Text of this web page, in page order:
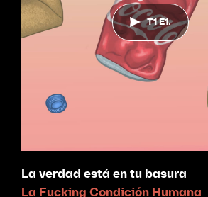
T1 E1.
La verdad está en tu basura
La Fucking Condición Humana